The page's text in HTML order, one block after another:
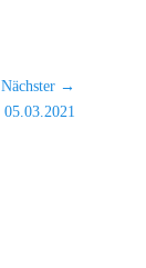
Nächster →
05.03.2021